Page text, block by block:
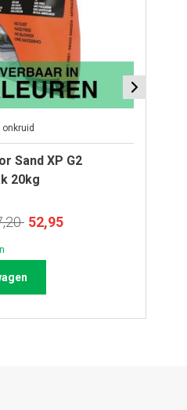
Sand XP G2
20kg
Speciale
52,95